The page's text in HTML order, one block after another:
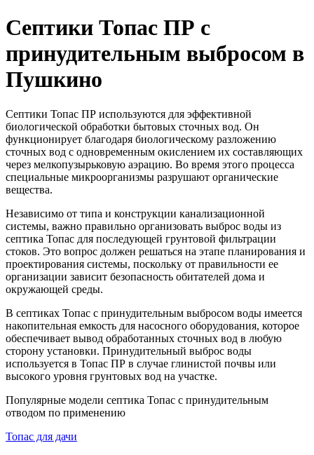
Септики Топас ПР с
принудительным выбросом в
Пушкино
Септики Топас ПР используются для эффективной
биологической обработки бытовых сточных вод. Он
функционирует благодаря биологическому разложению
сточных вод с одновременным окислением их составляющих
через мелкопузырьковую аэрацию. Во время этого процесса
специальные микроорганизмы разрушают органические
вещества.
Независимо от типа и конструкции канализационной
системы, важно правильно организовать выброс воды из
септика Топас для последующей грунтовой фильтрации
стоков. Это вопрос должен решаться на этапе планирования и
проектирования системы, поскольку от правильности ее
организации зависит безопасность обитателей дома и
окружающей среды.
В септиках Топас с принудительным выбросом воды имеется
накопительная емкость для насосного оборудования, которое
обеспечивает вывод обработанных сточных вод в любую
сторону установки. Принудительный выброс воды
используется в Топас ПР в случае глинистой почвы или
высокого уровня грунтовых вод на участке.
Популярные модели септика Топас с принудительным
отводом по применению
Топас для дачи